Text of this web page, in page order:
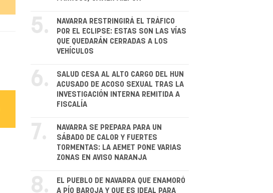
5.
NAVARRA RESTRINGIRÁ EL TRÁFICO
POR EL ECLIPSE: ESTAS SON LAS VÍAS
QUE QUEDARÁN CERRADAS A LOS
VEHÍCULOS
6.
SALUD CESA AL ALTO CARGO DEL HUN
ACUSADO DE ACOSO SEXUAL TRAS LA
INVESTIGACIÓN INTERNA REMITIDA A
FISCALÍA
7.
NAVARRA SE PREPARA PARA UN
SÁBADO DE CALOR Y FUERTES
TORMENTAS: LA AEMET PONE VARIAS
ZONAS EN AVISO NARANJA
8.
EL PUEBLO DE NAVARRA QUE ENAMORÓ
A PÍO BAROJA Y QUE ES IDEAL PARA